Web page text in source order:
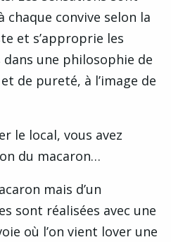
convive selon la
et s’approprie les
une philosophie de
de pureté, à l’image de
le local, vous avez
du macaron…
mais d’un
sont réalisées avec une
où l’on vient lover une